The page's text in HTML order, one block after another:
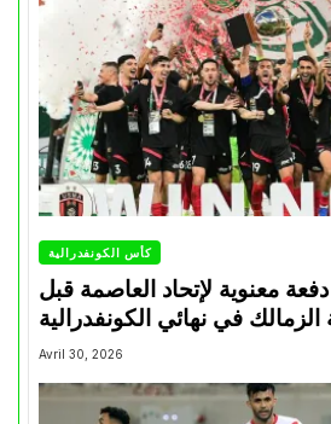
كأس الكونفدرالية
معنوية لإتحاد العاصمة قبل
في نهائي الكونفدرالية
Avril 30, 2026